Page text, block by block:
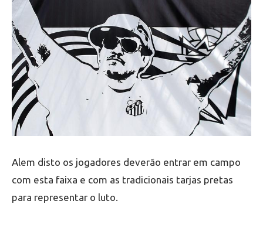
Alem disto os jogadores deverão entrar em campo
com esta faixa e com as tradicionais tarjas pretas
para representar o luto.